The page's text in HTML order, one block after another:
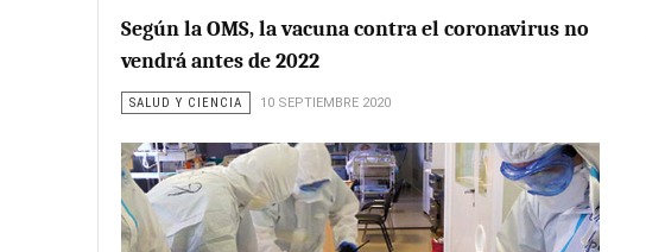
Según la OMS, la vacuna contra el coronavirus no
vendrá antes de 2022
SALUD Y CIENCIA 10 SEPTIEMBRE 2020